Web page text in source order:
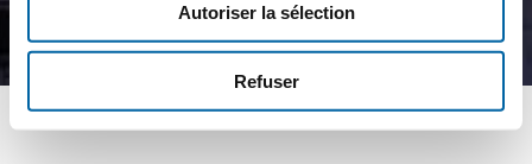
Autoriser la sélection
Refuser